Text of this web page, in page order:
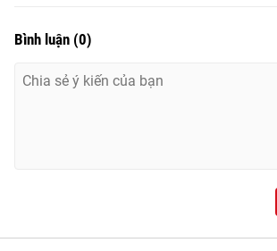
Bình luận (0)